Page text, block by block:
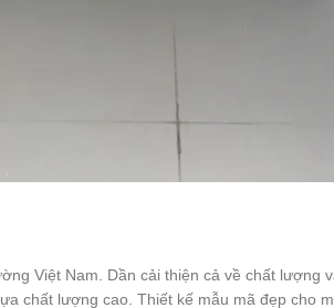
Việt Nam. Dần cải thiện cả về chất
chất lượng cao. Thiết kế mẫu mã đẹp